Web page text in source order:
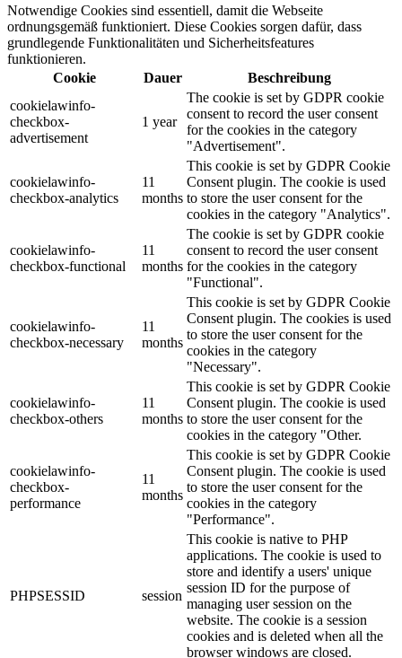
Notwendige Cookies sind essentiell, damit die Webseite
ordnungsgemäß funktioniert. Diese Cookies sorgen dafür, dass
grundlegende Funktionalitäten und Sicherheitsfeatures
funktionieren.
Cookie
Dauer
Beschreibung
cookielawinfo-
checkbox-
advertisement
1 year
The cookie is set by GDPR cookie
consent to record the user consent
for the cookies in the category
"Advertisement".
cookielawinfo-
checkbox-analytics
11
months
This cookie is set by GDPR Cookie
Consent plugin. The cookie is used
to store the user consent for the
cookies in the category "Analytics".
cookielawinfo-
checkbox-functional
11
months
The cookie is set by GDPR cookie
consent to record the user consent
for the cookies in the category
"Functional".
cookielawinfo-
checkbox-necessary
11
months
This cookie is set by GDPR Cookie
Consent plugin. The cookies is used
to store the user consent for the
cookies in the category
"Necessary".
cookielawinfo-
checkbox-others
11
months
This cookie is set by GDPR Cookie
Consent plugin. The cookie is used
to store the user consent for the
cookies in the category "Other.
cookielawinfo-
checkbox-
performance
11
months
This cookie is set by GDPR Cookie
Consent plugin. The cookie is used
to store the user consent for the
cookies in the category
"Performance".
PHPSESSID session
This cookie is native to PHP
applications. The cookie is used to
store and identify a users' unique
session ID for the purpose of
managing user session on the
website. The cookie is a session
cookies and is deleted when all the
browser windows are closed.